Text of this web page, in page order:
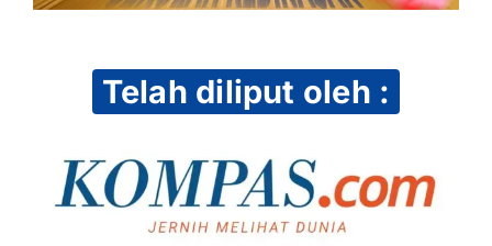
Telah diliput oleh :